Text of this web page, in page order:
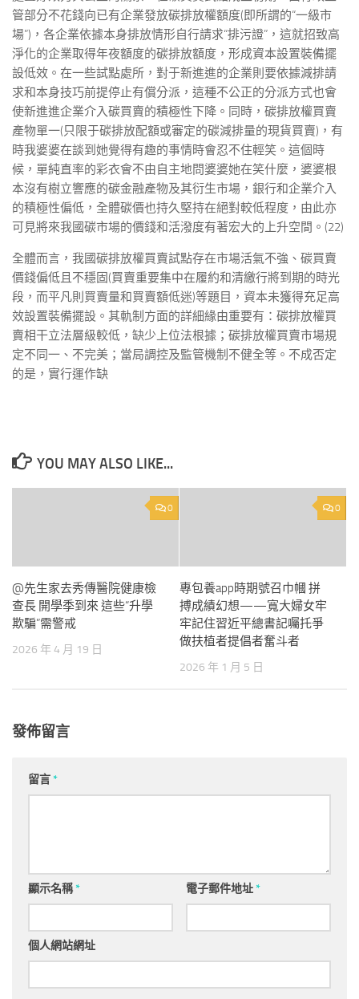
管部分不花錢向已有企業發放碳排放權額度(即所謂的“一級市
場”)，各企業依據本身排放情形自行請求“排污證”，這就招致高
淨化的企業取得年夜額度的碳排放額度，形成資本設置裝備擺
設低效。在一些試點處所，對于新進進的企業則要依據減排請
求和本身技巧前提停止有償分派，這種不公正的分派方式也會
使新進進企業介入碳買賣的積極性下降。同時，碳排放權買賣
產物單一(只限于碳排放配額或審定的碳減排量的現貨買賣)，有
時我婆婆在談到她覺得有趣的事情時會忍不住輕笑。這個時
候，單純直率的彩衣會不由自主地問婆婆她在笑什麼，婆婆根
本沒有樹立響應的碳金融產物及其衍生市場，銀行和企業介入
的積極性偏低，全體碳價也持久堅持在絕對較低程度，由此亦
可見將來我國碳市場的價錢和活潑度有著宏大的上升空間。(22)
全體而言，我國碳排放權買賣試點存在市場活氣不強、碳買賣
價錢偏低且不穩固(買賣重要集中在履約和清繳行將到期的時光
段，而平凡則買賣量和買賣額低迷)等題目，資本未獲得充足高
效設置裝備擺設。其軌制方面的詳細緣由重要有：碳排放權買
賣相干立法層級較低，缺少上位法根據；碳排放權買賣市場規
定不同一、不完美；當局調控及監管機制不健全等。不成否定
的是，實行運作缺
YOU MAY ALSO LIKE...
0
@先生家去秀傳醫院健康檢
查長 開學季到來 這些“升學
欺騙”需警戒
2026 年 4 月 19 日
0
專包養app時期號召巾幗 拼
搏成績幻想——寬大婦女牢
牢記住習近平總書記囑托爭
做扶植者提倡者奮斗者
2026 年 1 月 5 日
發佈留言
留言*
顯示名稱* 電子郵件地址*
個人網站網址